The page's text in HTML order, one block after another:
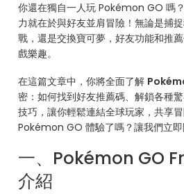
你還在獨自一人玩 Pokémon GO 嗎
力就在於與好友並肩冒險！無論是捕
戰，還是交換寶可夢，好友功能和推
戲樂趣。
在這篇文章中，你將全面了解
密：如何找到好友推薦碼、解鎖各種
技巧，讓你輕鬆連結全球玩家，共享
Pokémon GO 體驗了嗎？讓我們立即
一、Pokémon GO
介紹